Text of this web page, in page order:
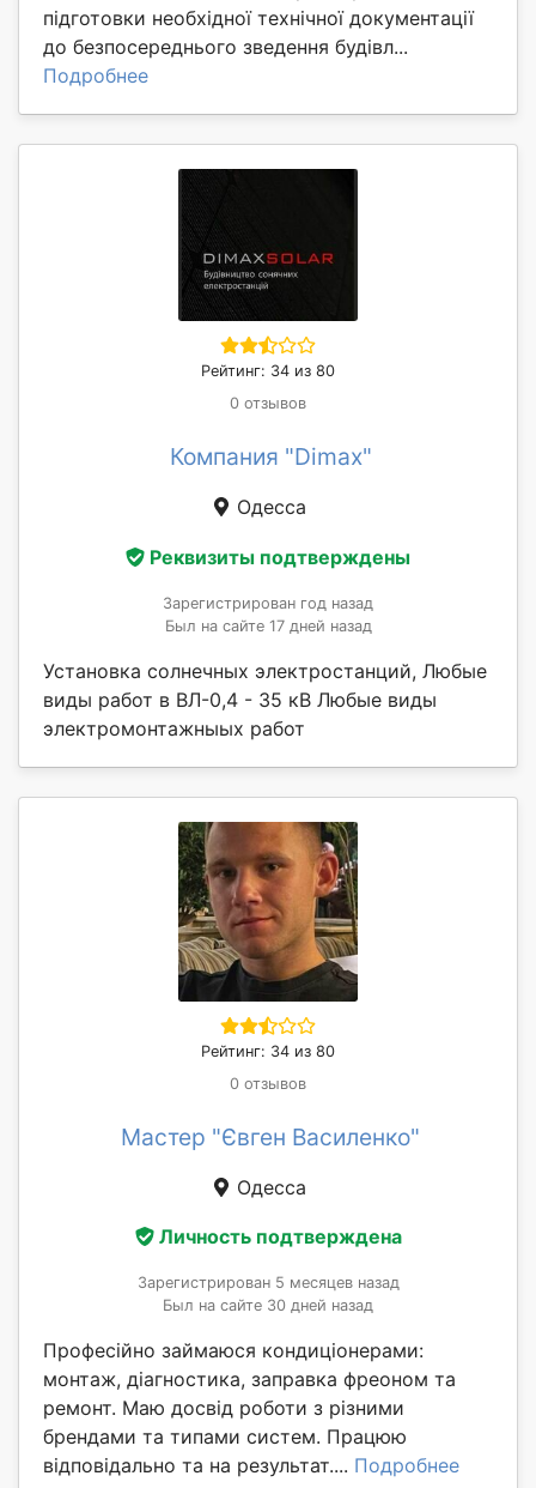
підготовки необхідної технічної документації
до безпосереднього зведення будівл...
Подробнее
Рейтинг: 34 из 80
0 отзывов
Компания "Dimax"
Одесса
Реквизиты подтверждены
Зарегистрирован год назад
Был на сайте 17 дней назад
Установка солнечных электростанций, Любые
виды работ в ВЛ-0,4 - 35 кВ Любые виды
электромонтажныых работ
Рейтинг: 34 из 80
0 отзывов
Мастер "Євген Василенко"
Одесса
Личность подтверждена
Зарегистрирован 5 месяцев назад
Был на сайте 30 дней назад
Професійно займаюся кондиціонерами:
монтаж, діагностика, заправка фреоном та
ремонт. Маю досвід роботи з різними
брендами та типами систем. Працюю
відповідально та на результат.... Подробнее